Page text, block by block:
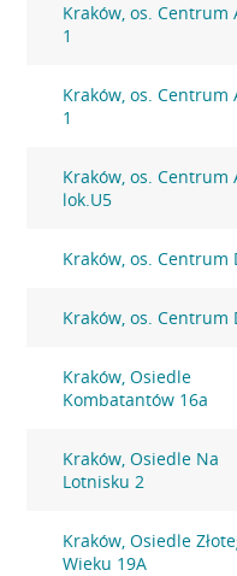
Kraków, os. Centrum
1
Kraków, os. Centrum
1
Kraków, os. Centrum
lok.U5
Kraków, os. Centrum
Kraków, os. Centrum
Kraków, Osiedle
Kombatantów 16a
Kraków, Osiedle Na
Lotnisku 2
Kraków, Osiedle
Wieku 19A